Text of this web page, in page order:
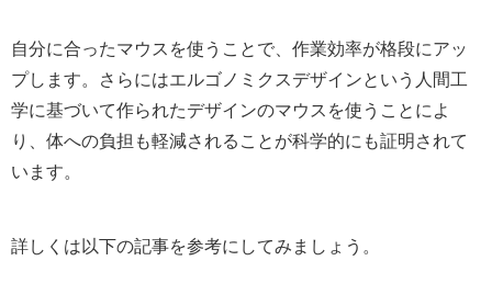
自分に合ったマウスを使うことで、作業効率が格段にアッ
プします。さらにはエルゴノミクスデザインという人間工
学に基づいて作られたデザインのマウスを使うことによ
り、体への負担も軽減されることが科学的にも証明されて
います。
詳しくは以下の記事を参考にしてみましょう。